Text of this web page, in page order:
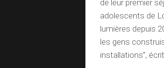
de leur premier
adolescents de
lumières depuis
les gens
installations”,